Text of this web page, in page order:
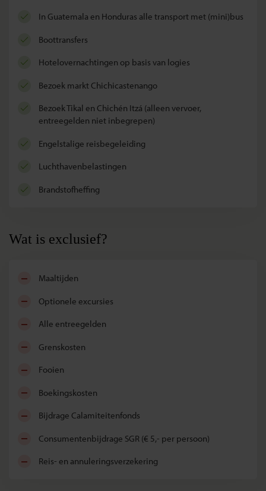
in Guatemala en Honduras alle transport met (mini)bus
boottransfers
hotelovernachtingen op basis van logies
bezoek markt Chichicastenango
bezoek Tikal en Chichén Itzá (alleen vervoer,
entreegelden niet inbegrepen)
Engelstalige reisbegeleiding
luchthavenbelastingen
brandstofheffing
Wat is exclusief?
maaltijden
optionele excursies
alle entreegelden
grenskosten
fooien
boekingskosten
bijdrage Calamiteitenfonds
consumentenbijdrage SGR (€ 5,- per persoon)
reis- en annuleringsverzekering